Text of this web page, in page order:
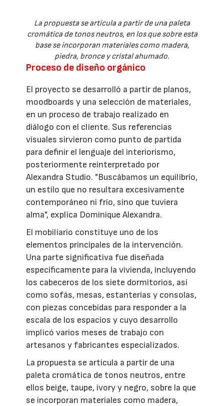
La propuesta se articula a partir de una paleta
cromática de tonos neutros, en los que sobre esta
base se incorporan materiales como madera,
piedra, bronce y cristal ahumado.
Proceso de diseño orgánico
El proyecto se desarrolló a partir de planos,
moodboards y una selección de materiales,
en un proceso de trabajo realizado en
diálogo con el cliente. Sus referencias
visuales sirvieron como punto de partida
para definir el lenguaje del interiorismo,
posteriormente reinterpretado por
Alexandra Studio. "Buscábamos un equilibrio,
un estilo que no resultara excesivamente
contemporáneo ni frío, sino que tuviera
alma", explica Dominique Alexandra.
El mobiliario constituye uno de los
elementos principales de la intervención.
Una parte significativa fue diseñada
específicamente para la vivienda, incluyendo
los cabeceros de los siete dormitorios, así
como sofás, mesas, estanterías y consolas,
con piezas concebidas para responder a la
escala de los espacios y cuyo desarrollo
implicó varios meses de trabajo con
artesanos y fabricantes especializados.
La propuesta se articula a partir de una
paleta cromática de tonos neutros, entre
ellos beige, taupe, ivory y negro, sobre la que
se incorporan materiales como madera,